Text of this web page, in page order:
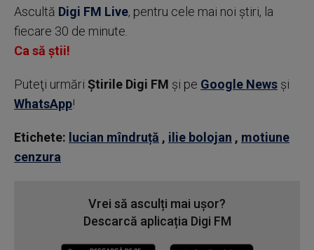
Ascultă Digi FM Live, pentru cele mai noi știri, la
fiecare 30 de minute.
Ca să știi!
Puteţi urmări Știrile Digi FM şi pe Google News şi
WhatsApp!
Etichete: lucian mîndruță , ilie bolojan , motiune
cenzura
Vrei să asculți mai ușor?
Descarcă aplicația Digi FM